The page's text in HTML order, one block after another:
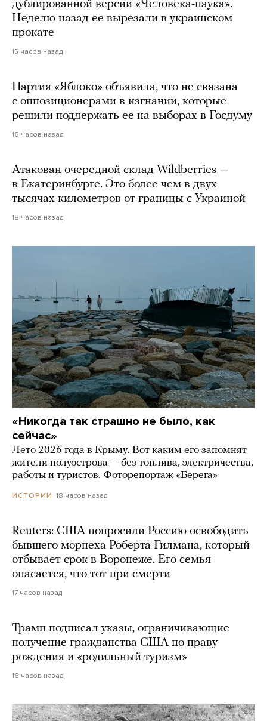
дублированной версии «Человека-паука».
Неделю назад ее вырезали в украинском
прокате
15 часов назад
Партия «Яблоко» объявила, что не связана
с оппозиционерами в изгнании, которые
решили поддержать ее на выборах в Госдуму
16 часов назад
Атакован очередной склад Wildberries —
в Екатеринбурге. Это более чем в двух
тысячах километров от границы с Украиной
18 часов назад
«Никогда так страшно не было, как
сейчас»
Лето 2026 года в Крыму. Вот каким его запомнят
жители полуострова — без топлива, электричества,
работы и туристов. Фоторепортаж «Берега»
ИСТОРИИ 18 часов назад
Reuters: США попросили Россию освободить
бывшего морпеха Роберта Гилмана, который
отбывает срок в Воронеже. Его семья
опасается, что тот при смерти
17 часов назад
Трамп подписал указы, ограничивающие
получение гражданства США по праву
рождения и «родильный туризм»
16 часов назад